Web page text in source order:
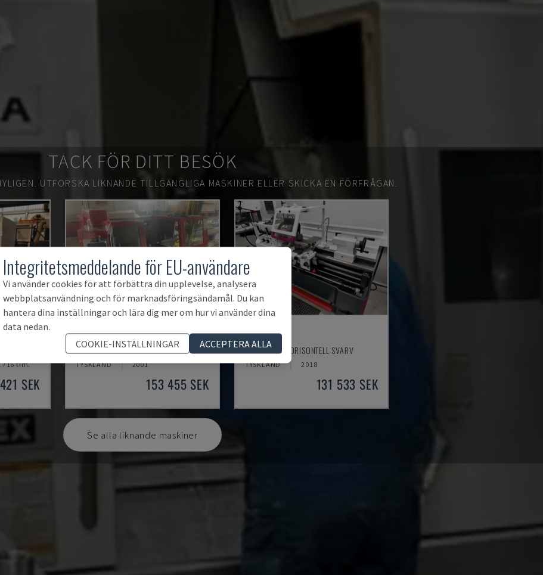
TACK FÖR DITT BESÖK
UTFORSKA LIKNANDE TILLGÄNGLIGA MASKINER ELLER SKICKA EN FÖRFRÅGAN.
tim.
SEK
EMCOMAT 200X1000
EMCO - HORISONTELL SVARV
TYSKLAND 2001
153 455 SEK
TH 4610
OPTIMUM - HORISONTELL SVARV
TYSKLAND 2018
131 533 SEK
Se alla liknande maskiner
Integritetsmeddelande för EU-användare
Vi använder cookies för att förbättra din upplevelse, analysera
webbplatsanvändning och för marknadsföringsändamål. Du kan
hantera dina inställningar och lära dig mer om hur vi använder dina
data nedan.
COOKIE-INSTÄLLNINGAR
ACCEPTERA ALLA